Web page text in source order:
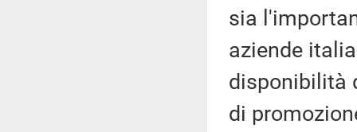
sia
aziende
disponibilità
di